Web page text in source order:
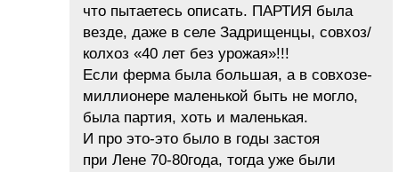
что пытаетесь описать. ПАРТИЯ была
везде, даже в селе Задрищенцы, совхоз/
колхоз «40 лет без урожая»!!!
Если ферма была большая, а в совхозе-
миллионере маленькой быть не могло,
была партия, хоть и маленькая.
И про это-это было в годы застоя
при Лене 70-80года, тогда уже были